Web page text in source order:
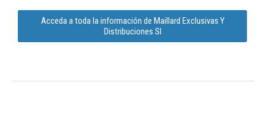
Acceda a toda la información de Maillard Exclusivas Y
Distribuciones Sl